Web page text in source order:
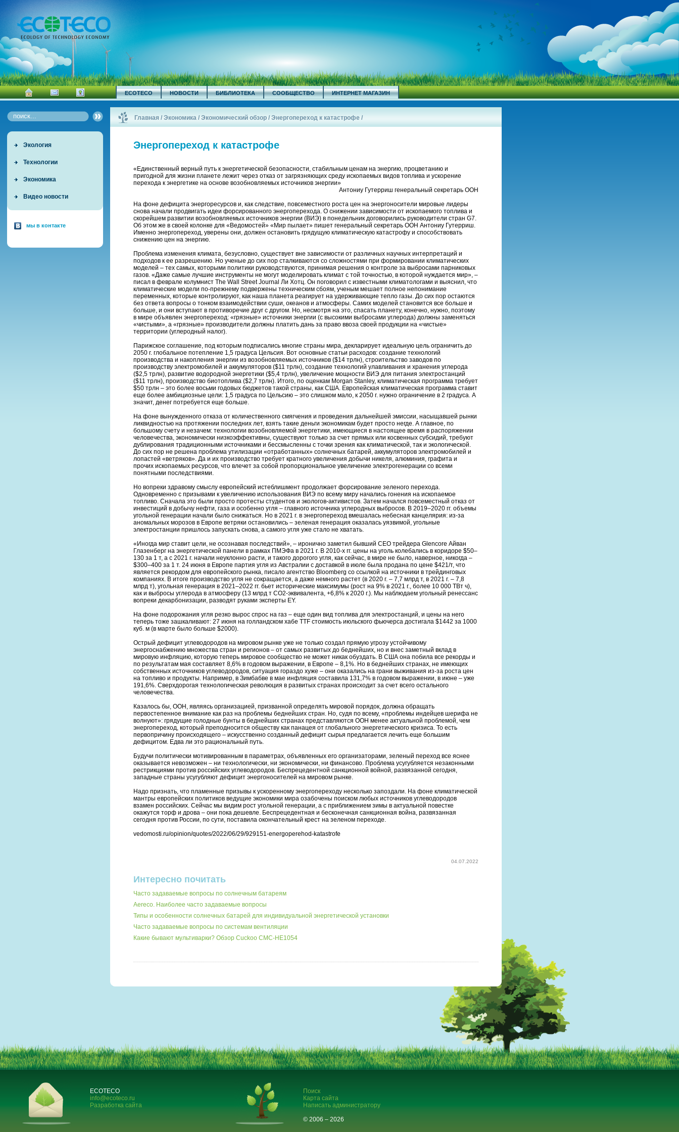
ECOTECO НОВОСТИ БИБЛИОТЕКА СООБЩЕСТВО ИНТЕРНЕТ МАГАЗИН
Экология
Технологии
Экономика
Видео новости
мы в контакте
Главная /Экономика / Экономический обзор /Энергопереход к катастрофе /
Энергопереход к катастрофе
«Единственный верный путь к энергетической безопасности, стабильным ценам на энергию, процветанию и
пригодной для жизни планете лежит через отказ от загрязняющих среду ископаемых видов топлива и ускорение
перехода к энергетике на основе возобновляемых источников энергии»
Антониу Гутерриш генеральный секретарь ООН
На фоне дефицита энергоресурсов и, как следствие, повсеместного роста цен на энергоносители мировые лидеры
снова начали продвигать идеи форсированного энергоперехода. О снижении зависимости от ископаемого топлива и
скорейшем развитии возобновляемых источников энергии (ВИЭ) в понедельник договорились руководители стран G7.
Об этом же в своей колонке для «Ведомостей» «Мир пылает» пишет генеральный секретарь ООН Антониу Гутерриш.
Именно энергопереход, уверены они, должен остановить грядущую климатическую катастрофу и способствовать
снижению цен на энергию.
Проблема изменения климата, безусловно, существует вне зависимости от различных научных интерпретаций и
подходов к ее разрешению. Но ученые до сих пор сталкиваются со сложностями при формировании климатических
моделей – тех самых, которыми политики руководствуются, принимая решения о контроле за выбросами парниковых
газов. «Даже самые лучшие инструменты не могут моделировать климат с той точностью, в которой нуждается мир», –
писал в феврале колумнист The Wall Street Journal Ли Хотц. Он поговорил с известными климатологами и выяснил, что
климатические модели по-прежнему подвержены техническим сбоям, ученым мешает полное непонимание
переменных, которые контролируют, как наша планета реагирует на удерживающие тепло газы. До сих пор остаются
без ответа вопросы о тонком взаимодействии суши, океанов и атмосферы. Самих моделей становится все больше и
больше, и они вступают в противоречие друг с другом. Но, несмотря на это, спасать планету, конечно, нужно, поэтому
в мире объявлен энергопереход: «грязные» источники энергии (с высокими выбросами углерода) должны заменяться
«чистыми», а «грязные» производители должны платить дань за право ввоза своей продукции на «чистые»
территории (углеродный налог).
Парижское соглашение, под которым подписались многие страны мира, декларирует идеальную цель ограничить до
2050 г. глобальное потепление 1,5 градуса Цельсия. Вот основные статьи расходов: создание технологий
производства и накопления энергии из возобновляемых источников ($14 трлн), строительство заводов по
производству электромобилей и аккумуляторов ($11 трлн), создание технологий улавливания и хранения углерода
($2,5 трлн), развитие водородной энергетики ($5,4 трлн), увеличение мощности ВИЭ для питания электростанций
($11 трлн), производство биотоплива ($2,7 трлн). Итого, по оценкам Morgan Stanley, климатическая программа требует
$50 трлн – это более восьми годовых бюджетов такой страны, как США. Европейская климатическая программа ставит
еще более амбициозные цели: 1,5 градуса по Цельсию – это слишком мало, к 2050 г. нужно ограничение в 2 градуса. А
значит, денег потребуется еще больше.
На фоне вынужденного отказа от количественного смягчения и проведения дальнейшей эмиссии, насыщавшей рынки
ликвидностью на протяжении последних лет, взять такие деньги экономикам будет просто негде. А главное, по
большому счету и незачем: технологии возобновляемой энергетики, имеющиеся в настоящее время в распоряжении
человечества, экономически низкоэффективны, существуют только за счет прямых или косвенных субсидий, требуют
дублирования традиционными источниками и бессмысленны с точки зрения как климатической, так и экологической.
До сих пор не решена проблема утилизации «отработанных» солнечных батарей, аккумуляторов электромобилей и
лопастей «ветряков». Да и их производство требует кратного увеличения добычи никеля, алюминия, графита и
прочих ископаемых ресурсов, что влечет за собой пропорциональное увеличение электрогенерации со всеми
понятными последствиями.
Но вопреки здравому смыслу европейский истеблишмент продолжает форсирование зеленого перехода.
Одновременно с призывами к увеличению использования ВИЭ по всему миру начались гонения на ископаемое
топливо. Сначала это были просто протесты студентов и экологов-активистов. Затем начался повсеместный отказ от
инвестиций в добычу нефти, газа и особенно угля – главного источника углеродных выбросов. В 2019–2020 гг. объемы
угольной генерации начали было снижаться. Но в 2021 г. в энергопереход вмешалась небесная канцелярия: из-за
аномальных морозов в Европе ветряки остановились – зеленая генерация оказалась уязвимой, угольные
электростанции пришлось запускать снова, а самого угля уже стало не хватать.
«Иногда мир ставит цели, не осознавая последствий», – иронично заметил бывший СЕО трейдера Glencore Айван
Глазенберг на энергетической панели в рамках ПМЭФа в 2021 г. В 2010-х гг. цены на уголь колебались в коридоре $50–
130 за 1 т, а с 2021 г. начали неуклонно расти, и такого дорогого угля, как сейчас, в мире не было, наверное, никогда –
$300–400 за 1 т. 24 июня в Европе партия угля из Австралии с доставкой в июле была продана по цене $421/т, что
является рекордом для европейского рынка, писало агентство Bloomberg со ссылкой на источники в трейдинговых
компаниях. В итоге производство угля не сокращается, а даже немного растет (в 2020 г. – 7,7 млрд т, в 2021 г. – 7,8
млрд т), угольная генерация в 2021–2022 гг. бьет исторические максимумы (рост на 9% в 2021 г., более 10 000 ТВт ч),
как и выбросы углерода в атмосферу (13 млрд т СО2-эквивалента, +6,8% к 2020 г.). Мы наблюдаем угольный ренессанс
вопреки декарбонизации, разводят руками эксперты EY.
На фоне подорожания угля резко вырос спрос на газ – еще один вид топлива для электростанций, и цены на него
теперь тоже зашкаливают: 27 июня на голландском хабе TTF стоимость июльского фьючерса достигала $1442 за 1000
куб. м (в марте было больше $2000).
Острый дефицит углеводородов на мировом рынке уже не только создал прямую угрозу устойчивому
энергоснабжению множества стран и регионов – от самых развитых до беднейших, но и внес заметный вклад в
мировую инфляцию, которую теперь мировое сообщество не может никак обуздать. В США она побила все рекорды и
по результатам мая составляет 8,6% в годовом выражении, в Европе – 8,1%. Но в беднейших странах, не имеющих
собственных источников углеводородов, ситуация гораздо хуже – они оказались на грани выживания из-за роста цен
на топливо и продукты. Например, в Зимбабве в мае инфляция составила 131,7% в годовом выражении, в июне – уже
191,6%. Сверхдорогая технологическая революция в развитых странах происходит за счет всего остального
человечества.
Казалось бы, ООН, являясь организацией, призванной определять мировой порядок, должна обращать
первостепенное внимание как раз на проблемы беднейших стран. Но, судя по всему, «проблемы индейцев шерифа не
волнуют»: грядущие голодные бунты в беднейших странах представляются ООН менее актуальной проблемой, чем
энергопереход, который преподносится обществу как панацея от глобального энергетического кризиса. То есть
первопричину происходящего – искусственно созданный дефицит сырья предлагается лечить еще большим
дефицитом. Едва ли это рациональный путь.
Будучи политически мотивированным в параметрах, объявленных его организаторами, зеленый переход все яснее
оказывается невозможен – ни технологически, ни экономически, ни финансово. Проблема усугубляется незаконными
рестрикциями против российских углеводородов. Беспрецедентной санкционной войной, развязанной сегодня,
западные страны усугубляют дефицит энергоносителей на мировом рынке.
Надо признать, что пламенные призывы к ускоренному энергопереходу несколько запоздали. На фоне климатической
мантры европейских политиков ведущие экономики мира озабочены поиском любых источников углеводородов
взамен российских. Сейчас мы видим рост угольной генерации, а с приближением зимы в актуальной повестке
окажутся торф и дрова – они пока дешевле. Беспрецедентная и бесконечная санкционная война, развязанная
сегодня против России, по сути, поставила окончательный крест на зеленом переходе.
vedomosti.ru/opinion/quotes/2022/06/29/929151-energoperehod-katastrofe
04.07.2022
Интересно почитать
Часто задаваемые вопросы по солнечным батареям
Aereco. Наиболее часто задаваемые вопросы
Типы и особенности солнечных батарей для индивидуальной энергетической установки
Часто задаваемые вопросы по системам вентиляции
Какие бывают мультиварки? Обзор Cuckoo CMC-HE1054
ECOTECO
info@ecoteco.ru
Разработка сайта
Поиск
Карта сайта
Написать администратору
© 2006 – 2026